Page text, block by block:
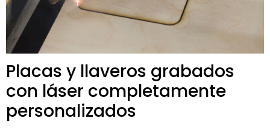
Placas y llaveros grabados
con láser completamente
personalizados